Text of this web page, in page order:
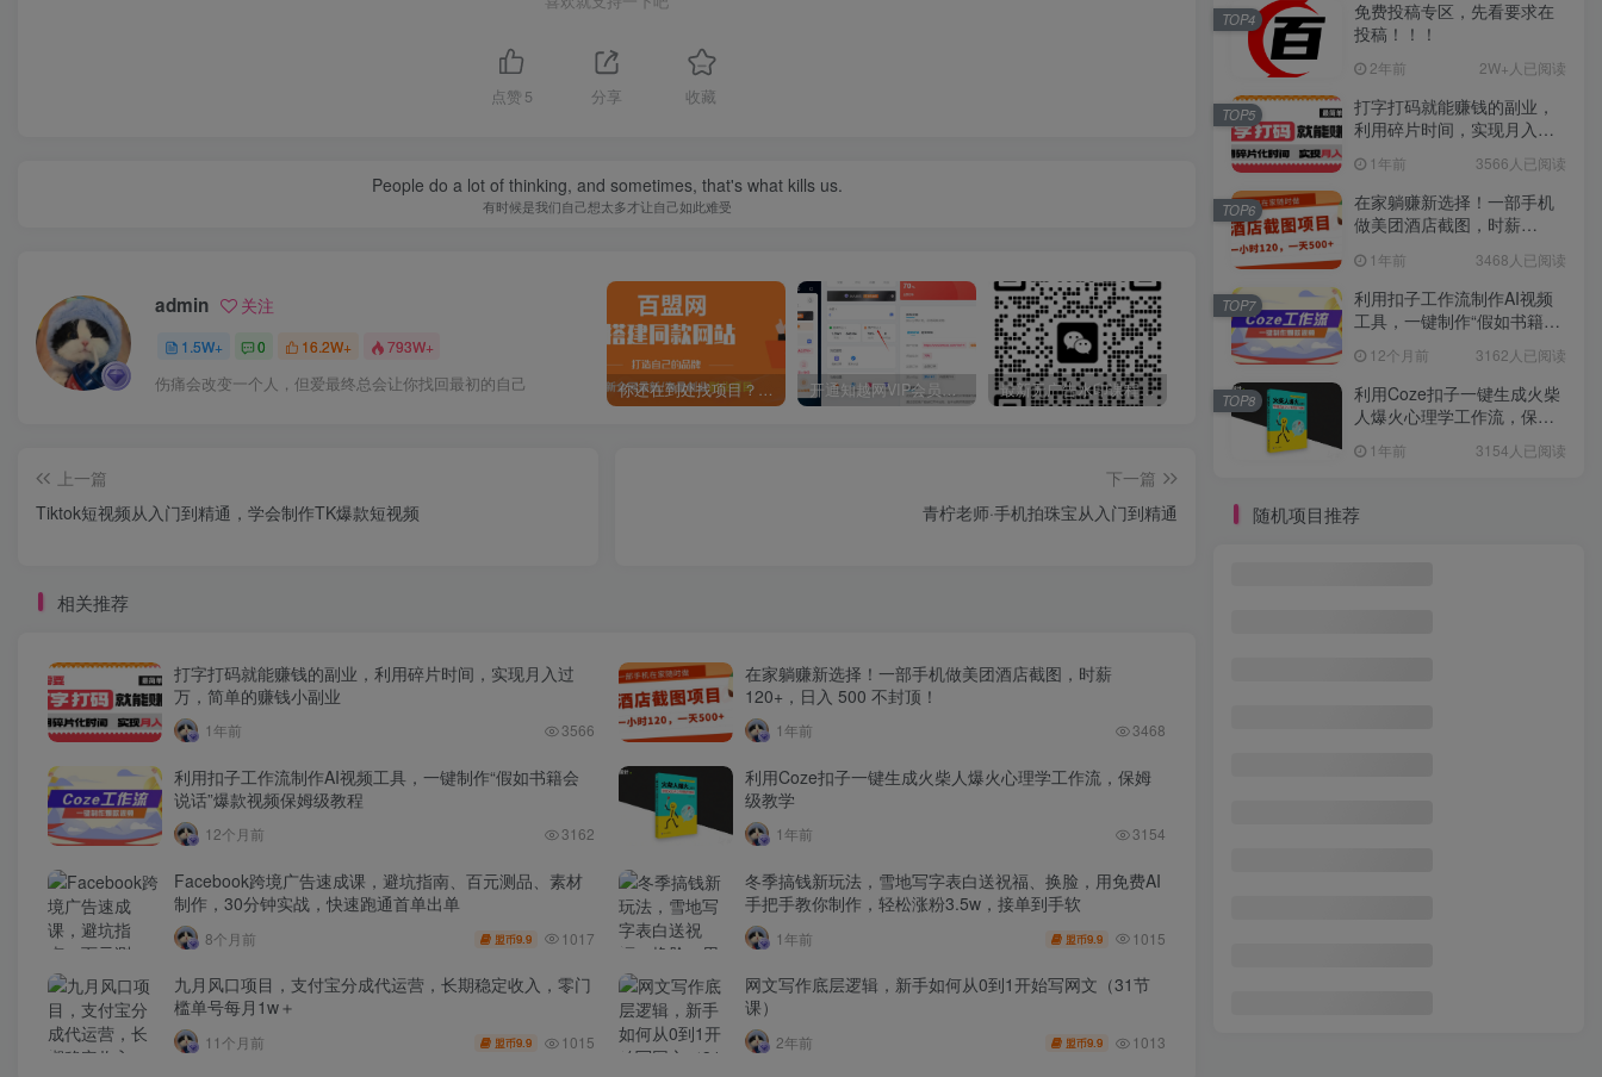
点赞 5 分享 收藏
People do a lot of thinking, and sometimes, that's what kills us.
有时候是我们自己想太多才让自己如此难受
admin 关注
1.5W+ 0 16.2W+ 793W+
伤痛会改变一个人，但爱最终总会让你找回最初的自己 你还在到处找项目？还在当韭菜？我靠卖项目一个月收入5万+，曾经我也是个失败者。 最新无广告水印课程资源 长期更新 免费投稿专区，先看要求在投稿！！！ 打字打码就能赚钱的副业，利用碎片时间，实现月入过万，简单的赚钱小副业
上一篇
Tiktok短视频从入门到精通，学会制作TK爆款短视频
下一篇
青柠老师·手机拍珠宝从入门到精通
相关推荐
打字打码就能赚钱的副业，利用碎片时间，实现月入过
万，简单的赚钱小副业
1年前 3566
在家躺赚新选择！一部手机做美团酒店截图，时薪
120+，日入 500 不封顶！
1年前 3468
利用扣子工作流制作AI视频工具，一键制作“假如书籍会
说话”爆款视频保姆级教程
12个月前 3162
利用Coze扣子一键生成火柴人爆火心理学工作流，保姆
级教学
1年前 3154
Facebook跨境广告速成课，避坑指南、百元测品、素材
制作，30分钟实战，快速跑通首单出单
8个月前 盟币9.9 1017
冬季搞钱新玩法，雪地写字表白送祝福、换脸，用免费AI
手把手教你制作，轻松涨粉3.5w，接单到手软
1年前 盟币9.9 1015
九月风口项目，支付宝分成代运营，长期稳定收入，零门
槛单号每月1w＋
11个月前 盟币9.9 1015
网文写作底层逻辑，新手如何从0到1开始写网文（31节
课）
2年前 盟币9.9 1013
免费投稿专区，先看要求在
投稿！！！
2年前 2W+人已阅读
TOP4
打字打码就能赚钱的副业，
利用碎片时间，实现月入过
1年前 3566人已阅读
TOP5
在家躺赚新选择！一部手机
做美团酒店截图，时薪
1年前 3468人已阅读
TOP6
利用扣子工作流制作AI视频
工具，一键制作“假如书籍会
12个月前 3162人已阅读
TOP7
利用Coze扣子一键生成火柴
人爆火心理学工作流，保姆
1年前 3154人已阅读
TOP8
随机项目推荐